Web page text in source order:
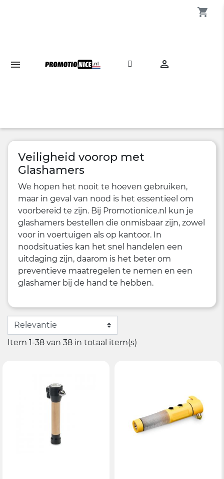

shopping_cart
Veiligheid voorop met
Glashamers
We hopen het nooit te hoeven gebruiken,
maar in geval van nood is het essentieel om
voorbereid te zijn. Bij Promotionice.nl kun je
glashamers bestellen die onmisbaar zijn, zowel
voor in voertuigen als op kantoor. In
noodsituaties kan het snel handelen een
uitdaging zijn, daarom is het beter om
preventieve maatregelen te nemen en een
glashamer bij de hand te hebben.
Item 1-38 van 38 in totaal item(s)